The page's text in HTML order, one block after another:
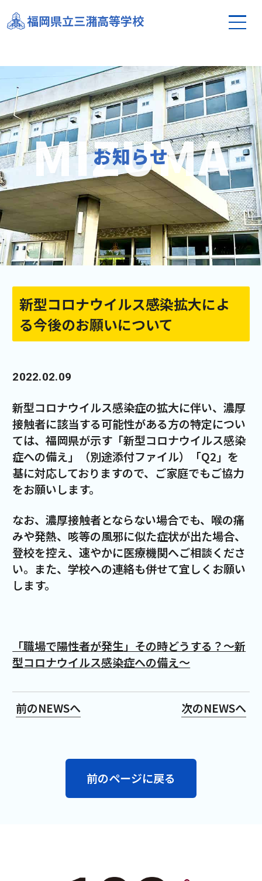
福岡県立三潴高等学校
新型コロナウイルス感染拡大による今後のお願いに
ついて
お知らせ
新型コロナウイルス感染拡大によ
る今後のお願いについて
2022.02.09
新型コロナウイルス感染症の拡大に伴い、濃厚
接触者に該当する可能性がある方の特定につい
ては、福岡県が示す「新型コロナウイルス感染
症への備え」（別途添付ファイル）「Q2」を
基に対応しておりますので、ご家庭でもご協力
をお願いします。
なお、濃厚接触者とならない場合でも、喉の痛
みや発熱、咳等の風邪に似た症状が出た場合、
登校を控え、速やかに医療機関へご相談くださ
い。また、学校への連絡も併せて宜しくお願い
します。
「職場で陽性者が発生」その時どうする？～新
型コロナウイルス感染症への備え～
前のNEWSへ 次のNEWSへ
前のページに戻る